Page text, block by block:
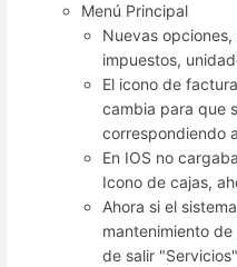
Menú Principal
Nuevas
impuestos,
El icono de
cambia para que
correspondiendo
En IOS no
Icono de cajas,
Ahora si el
mantenimiento
de salir